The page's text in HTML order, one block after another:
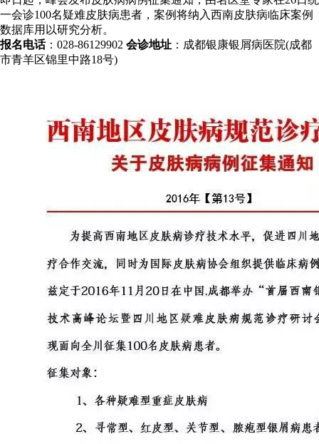
一会诊100名疑难皮肤病患者，案例将纳入西南皮肤病临床案例
数据库用以研究分析。
报名电话：028-86129902 会诊地址 ：成都银康银屑病医院(成都
市青羊区锦里中路18号)